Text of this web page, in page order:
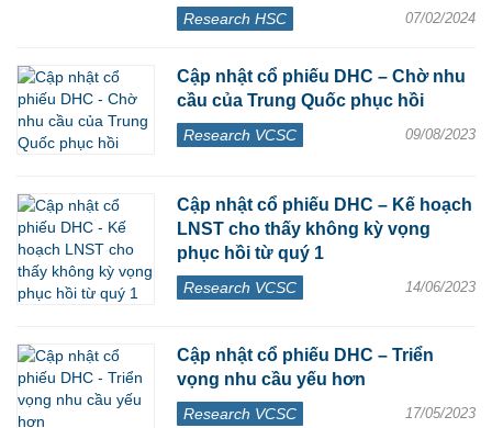
Research HSC 07/02/2024
Cập nhật cổ phiếu DHC – Chờ nhu
cầu của Trung Quốc phục hồi
Research VCSC 09/08/2023
Cập nhật cổ phiếu DHC – Kế hoạch
LNST cho thấy không kỳ vọng
phục hồi từ quý 1
Research VCSC 14/06/2023
Cập nhật cổ phiếu DHC – Triển
vọng nhu cầu yếu hơn
Research VCSC 17/05/2023